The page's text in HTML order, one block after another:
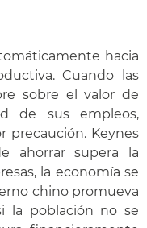
hacia
Cuando las
sobre el valor de
de sus empleos,
precaución. Keynes
ahorrar supera la
la economía se
chino promueva
la población no se